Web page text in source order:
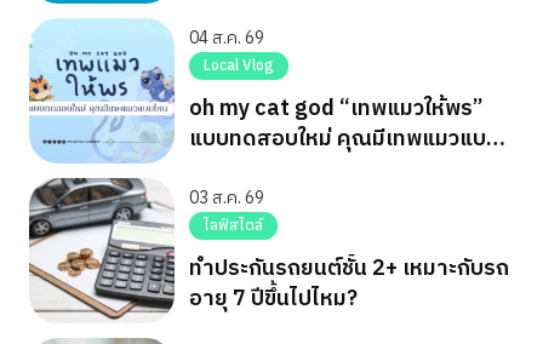
04 ส.ค. 69
Local Vlog
oh my cat god “เทพแมวให้พร”
แบบทดสอบใหม่ คุณมีเทพแมวแบบ
03 ส.ค. 69
ไลฟ์สไตล์
ทำประกันรถยนต์ชั้น 2+ เหมาะกับรถ
อายุ 7 ปีขึ้นไปไหม?